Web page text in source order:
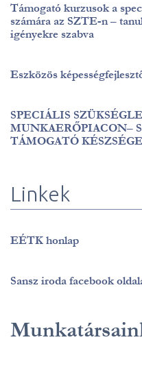
Támogató kurzusok a
számára az SZTE-n –
igényekre szabva
Eszközös
SPECIÁLIS
MUNKAERŐPIACON–
TÁMOGATÓ
Linkek
EÉTK honlap
Sansz iroda facebook